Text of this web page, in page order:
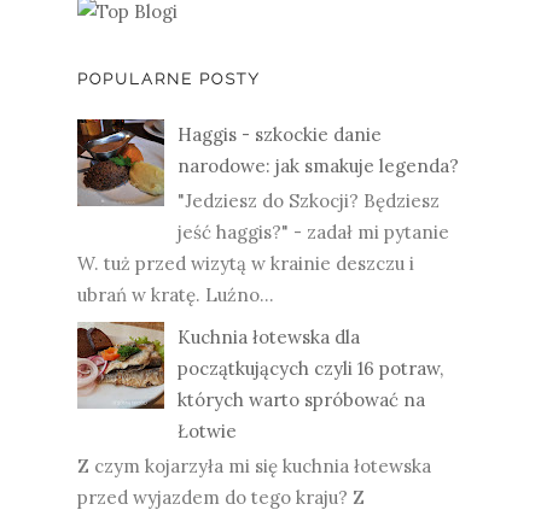
POPULARNE POSTY
Haggis - szkockie danie
narodowe: jak smakuje legenda?
"Jedziesz do Szkocji? Będziesz
jeść haggis?" - zadał mi pytanie
W. tuż przed wizytą w krainie deszczu i
ubrań w kratę. Luźno...
Kuchnia łotewska dla
początkujących czyli 16 potraw,
których warto spróbować na
Łotwie
Z czym kojarzyła mi się kuchnia łotewska
przed wyjazdem do tego kraju? Z